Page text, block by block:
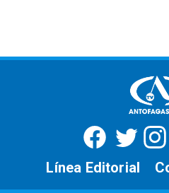
Línea Editorial